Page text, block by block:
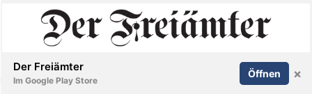
Inserieren Abonnieren Anmelden
Der Freiämter
Im Google Play Store
Öffnen ×